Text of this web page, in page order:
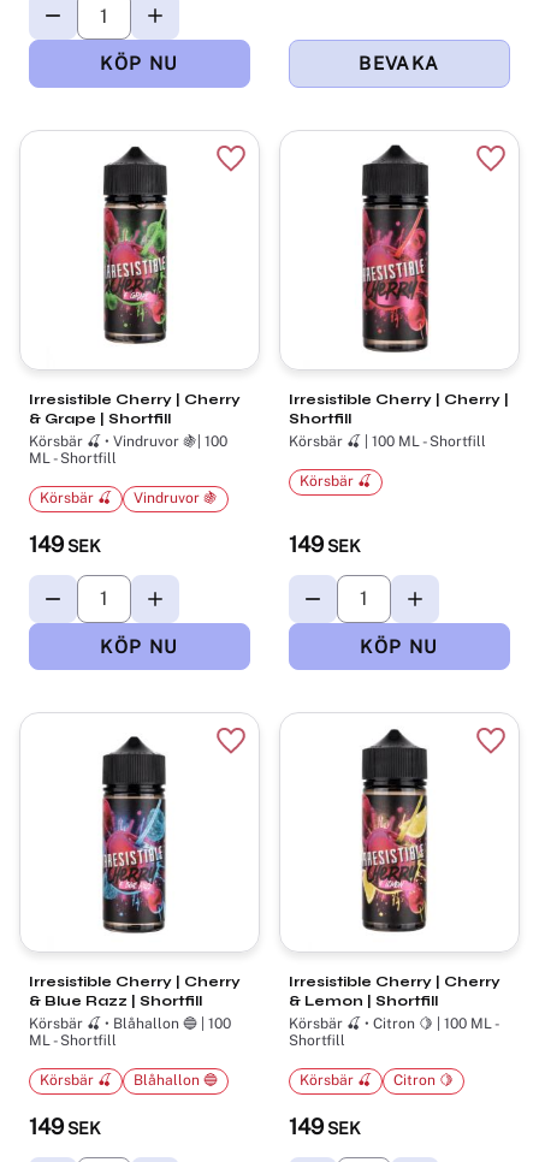
Irresistible Cherry | Cherry
& Grape | Shortfill
Körsbär 🍒 • Vindruvor 🍇| 100
ML - Shortfill
149 SEK
Körsbär 🍒 Vindruvor 🍇
Lägg till i favoriter
Irresistible Cherry | Cherry |
Shortfill
Körsbär 🍒 | 100 ML - Shortfill
149 SEK
Körsbär 🍒
Irresistible Cherry | Cherry
& Blue Razz | Shortfill
Körsbär 🍒 • Blåhallon 🔵 | 100
ML - Shortfill
149 SEK
Körsbär 🍒 Blåhallon 🔵
Lägg till i favoriter
Irresistible Cherry | Cherry
& Lemon | Shortfill
Körsbär 🍒 • Citron 🍋 | 100 ML -
Shortfill
149 SEK
Körsbär 🍒 Citron 🍋